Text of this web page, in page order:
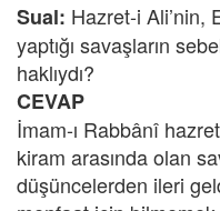
Sual: Hazret-i Ali’nin,
yaptığı savaşların
haklıydı?
CEVAP
İmam-ı Rabbânî
kiram arasında olan
düşüncelerden ileri